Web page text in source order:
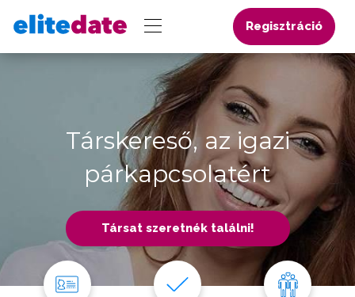
Regisztráció
Társkereső, az igazi
párkapcsolatért
Társat szeretnék találni!